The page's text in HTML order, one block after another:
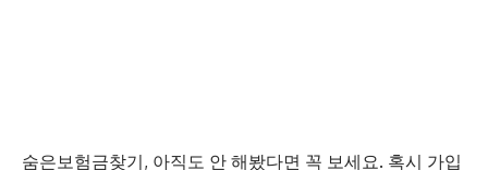
숨은보험금찾기, 아직도 안 해봤다면 꼭 보세요. 혹시 가입